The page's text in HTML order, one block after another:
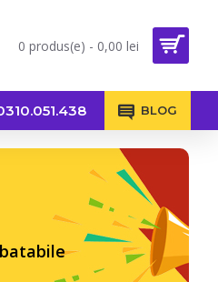
0 produs(e) - 0,00 lei
BLOG